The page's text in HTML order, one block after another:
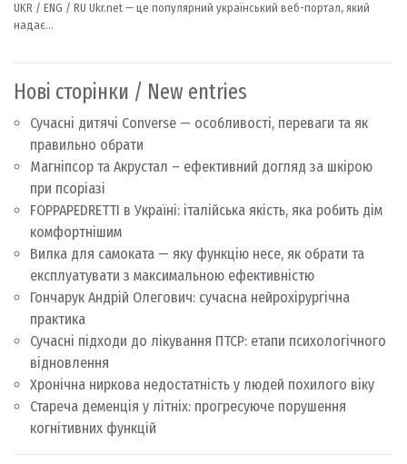
Нові сторінки / New entries
Сучасні дитячі Converse — особливості, переваги та як
правильно обрати
Магніпсор та Акрустал – ефективний догляд за шкірою
при псоріазі
FOPPAPEDRETTI в Україні: італійська якість, яка робить дім
комфортнішим
Вилка для самоката — яку функцію несе, як обрати та
експлуатувати з максимальною ефективністю
Гончарук Андрій Олегович: сучасна нейрохірургічна
практика
Сучасні підходи до лікування ПТСР: етапи психологічного
відновлення
Хронічна ниркова недостатність у людей похилого віку
Стареча деменція у літніх: прогресуюче порушення
когнітивних функцій